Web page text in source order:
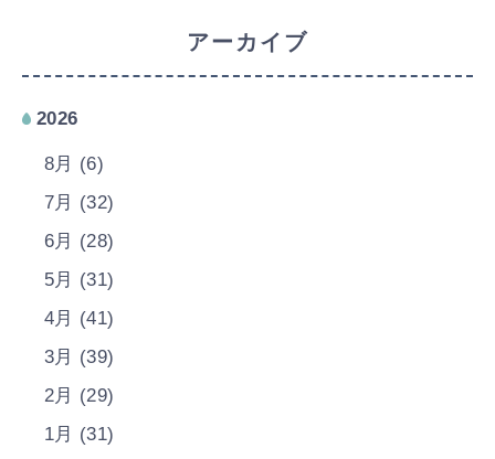
アーカイブ
2026
8月 (6)
7月 (32)
6月 (28)
5月 (31)
4月 (41)
3月 (39)
2月 (29)
1月 (31)